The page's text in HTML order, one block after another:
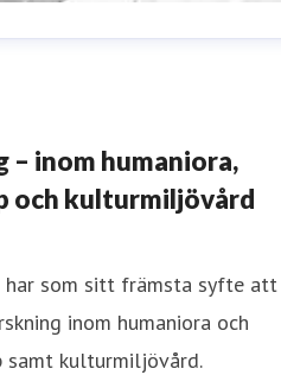
inom humaniora,
och kulturmiljövård
har som sitt främsta syfte att
inom humaniora och
samt kulturmiljövård.